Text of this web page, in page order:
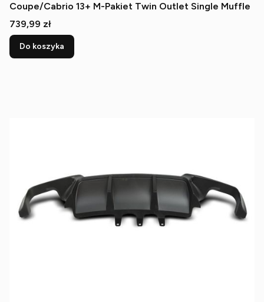
Coupe/Cabrio 13+ M-Pakiet Twin Outlet Single Muffle
Cena
739,99 zł
Do koszyka